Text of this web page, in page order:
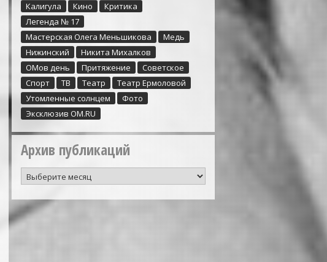
Калигула
Кино
Критика
Легенда № 17
Мастерская Олега Меньшикова
Медь
Нижинский
Никита Михалков
ОМов день
Притяжение
Советское
Спорт
ТВ Театр
Театр Ермоловой
Утомленные солнцем
Фото
Эксклюзив ОМ.RU
Архив публикаций
Архив
публикаций